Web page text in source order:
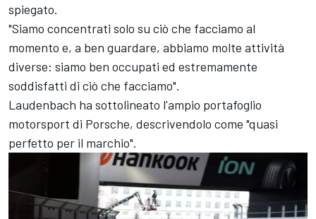
spiegato.
"Siamo concentrati solo su ciò che facciamo al
momento e, a ben guardare, abbiamo molte attività
diverse: siamo ben occupati ed estremamente
soddisfatti di ciò che facciamo".
Laudenbach ha sottolineato l'ampio portafoglio
motorsport di Porsche, descrivendolo come "quasi
perfetto per il marchio".